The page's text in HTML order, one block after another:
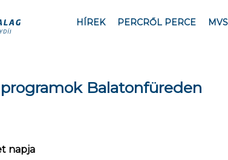
HÍREK PERCRŐL PERCE
Balatonfüreden
napja